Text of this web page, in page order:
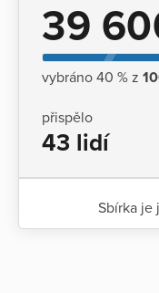
39
vybráno 40 % z
přispělo
43 lidí
Sbírka je